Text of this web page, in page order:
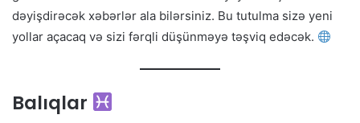
dəyişdirəcək xəbərlər ala bilərsiniz. Bu tutulma sizə yeni
yollar açacaq və sizi fərqli düşünməyə təşviq edəcək.
Balıqlar